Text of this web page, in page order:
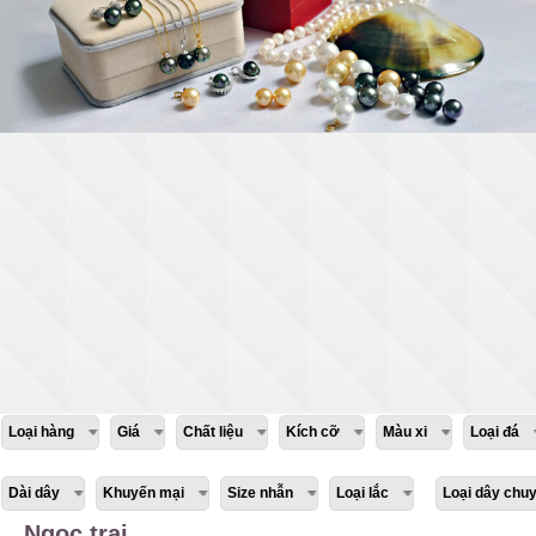
Loại hàng Giá Chất liệu Kích cỡ Màu xi Loại đá
Dài dây Khuyến mại Size nhẫn Loại lắc Loại dây